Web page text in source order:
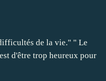
de la vie." " Le
d'être trop heureux pour